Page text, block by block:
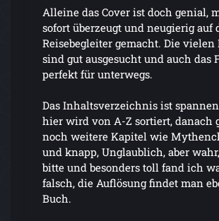
Alleine das Cover ist doch genial,
sofort überzeugt und neugierig auf
Reisebegleiter gemacht. Die vielen
sind gut ausgesucht und auch das
perfekt für unterwegs.
Das Inhaltsverzeichnis ist
hier wird von A-Z sortiert, danach
noch weitere Kapitel wie
und knapp, Unglaublich, aber
bitte und besonders toll fand ich
falsch, die Auflösung findet man
Buch.